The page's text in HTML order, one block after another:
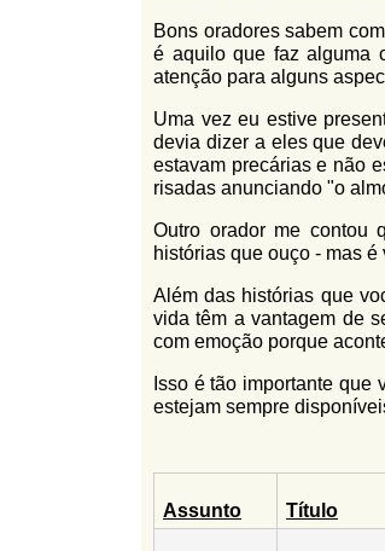
Bons oradores sabem
é aquilo que faz alguma
atenção para alguns
Uma vez eu estive
devia dizer a eles que
estavam precárias e não
risadas anunciando "o
Outro orador me contou
histórias que ouço - mas
Além das histórias que
vida têm a vantagem de
com emoção porque
Isso é tão importante que
estejam sempre
Assunto Título